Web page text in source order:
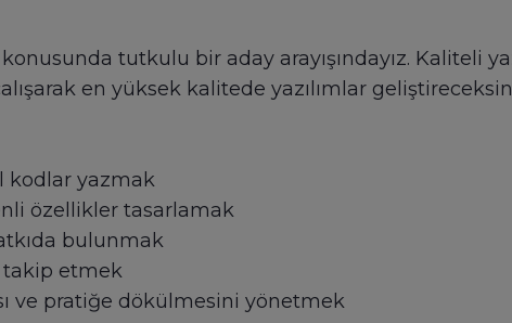
tutkulu bir aday arayışındayız. Kaliteli
en yüksek kalitede yazılımlar
kodlar yazmak
özellikler tasarlamak
bulunmak
etmek
ve pratiğe dökülmesini yönetmek